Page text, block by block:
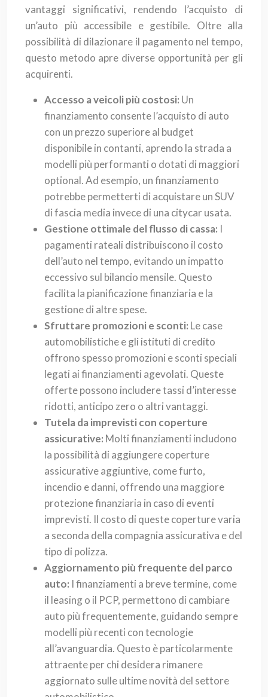
vantaggi significativi, rendendo l’acquisto di
un’auto più accessibile e gestibile. Oltre alla
possibilità di dilazionare il pagamento nel tempo,
questo metodo apre diverse opportunità per gli
acquirenti.
Accesso a veicoli più costosi: Un
finanziamento consente l’acquisto di auto
con un prezzo superiore al budget
disponibile in contanti, aprendo la strada a
modelli più performanti o dotati di maggiori
optional. Ad esempio, un finanziamento
potrebbe permetterti di acquistare un SUV
di fascia media invece di una citycar usata.
Gestione ottimale del flusso di cassa: I
pagamenti rateali distribuiscono il costo
dell’auto nel tempo, evitando un impatto
eccessivo sul bilancio mensile. Questo
facilita la pianificazione finanziaria e la
gestione di altre spese.
Sfruttare promozioni e sconti: Le case
automobilistiche e gli istituti di credito
offrono spesso promozioni e sconti speciali
legati ai finanziamenti agevolati. Queste
offerte possono includere tassi d’interesse
ridotti, anticipo zero o altri vantaggi.
Tutela da imprevisti con coperture
assicurative: Molti finanziamenti includono
la possibilità di aggiungere coperture
assicurative aggiuntive, come furto,
incendio e danni, offrendo una maggiore
protezione finanziaria in caso di eventi
imprevisti. Il costo di queste coperture varia
a seconda della compagnia assicurativa e del
tipo di polizza.
Aggiornamento più frequente del parco
auto: I finanziamenti a breve termine, come
il leasing o il PCP, permettono di cambiare
auto più frequentemente, guidando sempre
modelli più recenti con tecnologie
all’avanguardia. Questo è particolarmente
attraente per chi desidera rimanere
aggiornato sulle ultime novità del settore